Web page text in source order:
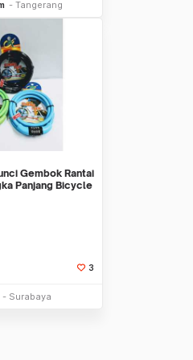
Tangerang
Gembok Rantai
Panjang Bicycle
3
Surabaya